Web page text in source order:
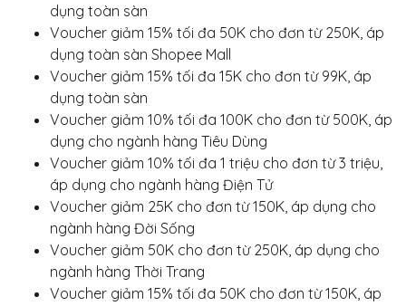
dụng toàn sàn
Voucher giảm 15% tối đa 50K cho đơn từ 250K, áp
dụng toàn sàn Shopee Mall
Voucher giảm 15% tối đa 15K cho đơn từ 99K, áp
dụng toàn sàn
Voucher giảm 10% tối đa 100K cho đơn từ 500K, áp
dụng cho ngành hàng Tiêu Dùng
Voucher giảm 10% tối đa 1 triệu cho đơn từ 3 triệu,
áp dụng cho ngành hàng Điện Tử
Voucher giảm 25K cho đơn từ 150K, áp dụng cho
ngành hàng Đời Sống
Voucher giảm 50K cho đơn từ 250K, áp dụng cho
ngành hàng Thời Trang
Voucher giảm 15% tối đa 50K cho đơn từ 150K, áp